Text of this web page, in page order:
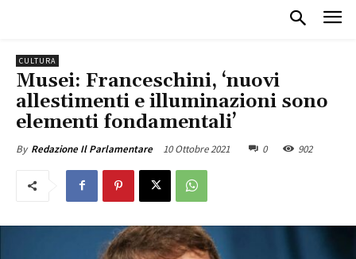
CULTURA
Musei: Franceschini, ‘nuovi
allestimenti e illuminazioni sono
elementi fondamentali’
By Redazione Il Parlamentare 10 Ottobre 2021 0 902